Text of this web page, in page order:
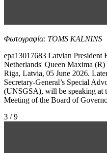
Φωτογραφία: TOMS KALNINS
epa13017683 Latvian President
Netherlands' Queen Maxima
Riga, Latvia, 05 June 2026.
Secretary-General’s Special
(UNSGSA), will be speaking at
Meeting of the Board of
3 / 9